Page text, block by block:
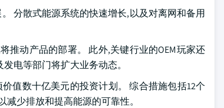
分散式能源系统的快速增长,以及对离网和备用
推动产品的部署。 此外,关键行业的OEM玩家还
电等部门将扩大业务动态。
值数十亿美元的投资计划。 综合措施包括12个
少排放和提高能源的可靠性。